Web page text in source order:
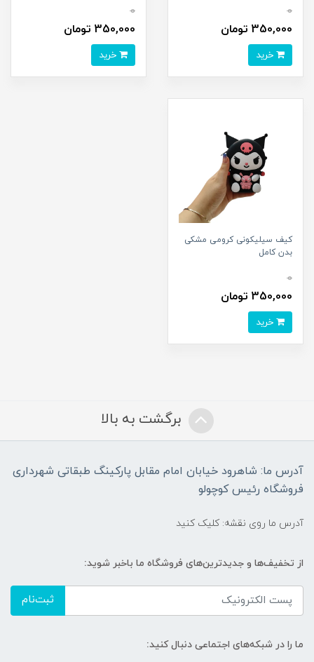
0
350,000 تومان
0
350,000 تومان
کیف سیلیکونی کرومی مشکی
بدن کامل
0
350,000 تومان
برگشت به بالا
آدرس ما: شاهرود خیابان امام مقابل پارکینگ طبقاتی شهرداری
فروشگاه رئیس کوچولو
آدرس ما روی نقشه: کلیک کنید
از تخفیف‌ها و جدیدترین‌های فروشگاه ما باخبر شوید:
ثبت‌نام
ما را در شبکه‌های اجتماعی دنبال کنید: